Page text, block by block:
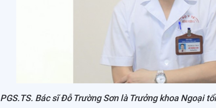
PGS.TS. Bác sĩ Đỗ Trường Sơn là Trưởng khoa Ngoại